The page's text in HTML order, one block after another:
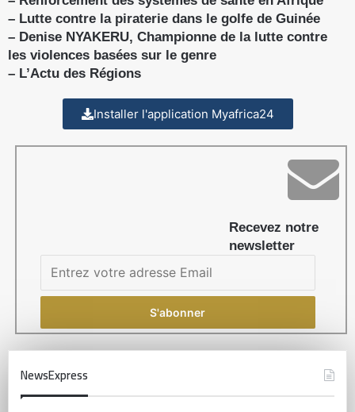
– Lutte contre la piraterie dans le golfe de Guinée
– Denise NYAKERU, Championne de la lutte contre
les violences basées sur le genre
– L’Actu des Régions
Installer l'application Myafrica24
Recevez notre
newsletter
NewsExpress